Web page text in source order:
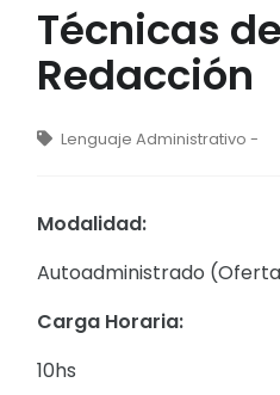
Técnicas de
Redacción
Lenguaje Administrativo -
Modalidad:
Autoadministrado
Carga Horaria:
10hs